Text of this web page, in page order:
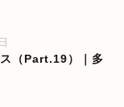
（Part.19）｜多